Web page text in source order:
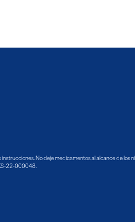
No deje medicamentos al alcance de los
22-000048.